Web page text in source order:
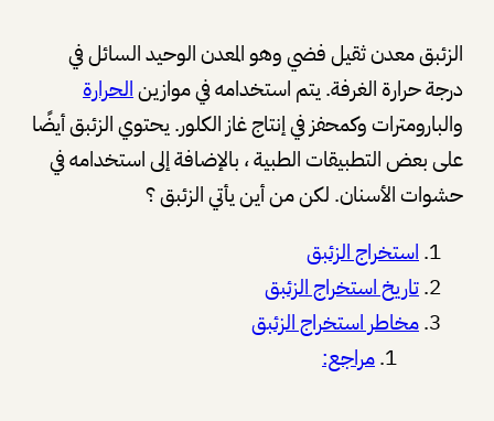
الزئبق معدن ثقيل فضي وهو المعدن الوحيد السائل في
درجة حرارة الغرفة. يتم استخدامه في موازينالحرارة
والبارومترات وكمحفز في إنتاج غاز الكلور. يحتوي الزئبق أيضًا
على بعض التطبيقات الطبية ، بالإضافة إلى استخدامه في
حشوات الأسنان. لكن من أين يأتي الزئبق ؟
استخراج الزئبق
تاريخ استخراج الزئبق
مخاطر استخراج الزئبق
مراجع: